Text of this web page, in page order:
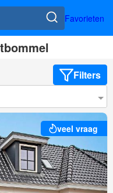
Favorieten
Filters
veel vraag